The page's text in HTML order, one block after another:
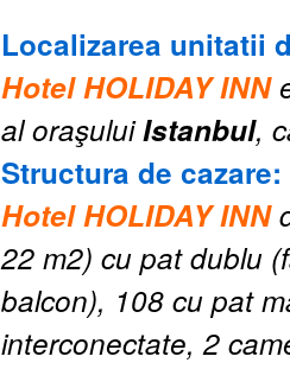
Localizarea unitatii
Hotel HOLIDAY INN
al oraşuluiIstanbul,
Structura de cazare:
Hotel HOLIDAY INN
22 m2) cu pat dublu
balcon), 108 cu pat
interconectate, 2